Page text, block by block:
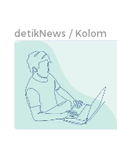
detikNews Kolom